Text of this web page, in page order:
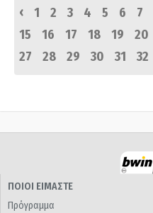
‹
1 2 3 4 5 6 7
15
16 17 18 19 20
27
28 29 30 31 32
ΠΟΙΟΙ ΕΙΜΑΣΤΕ
Πρόγραμμα